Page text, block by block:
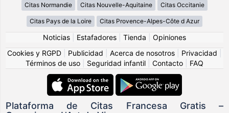
Citas Normandie Citas Nouvelle-Aquitaine Citas Occitanie
Citas Pays de la Loire Citas Provence-Alpes-Côte d Azur
Noticias Estafadores Tienda
Opiniones
Cookies y RGPD
Publicidad Acerca de nosotros Privacidad
Términos de uso
Seguridad infantil Contacto FAQ
Plataforma de Citas Francesa Gratis –